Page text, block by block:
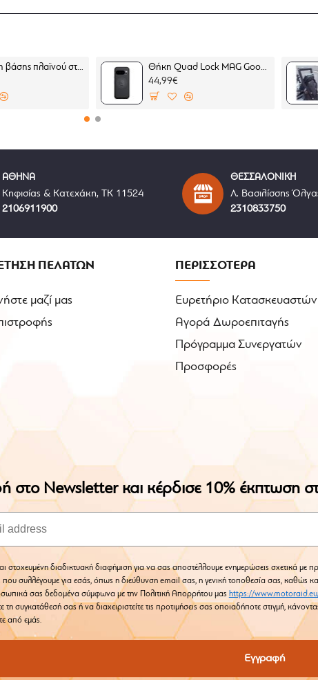
Επέκταση βάσης πλαϊνού σταντ SW-Motech Moto Guzzi Stelvio 23-
Θήκη Quad Lock MAG Google Pixel 10 Pro (μαγνητική)
44,99€
ΑΘΗΝΑ
Κηφισίας & Κατεχάκη, ΤΚ 11524
2106911900
ΘΕΣΣΑΛΟΝΙΚΗ
Λ. Βασιλίσσης
2310833750
ΠΕΛΑΤΩΝ
μαζί μας
ΠΕΡΙΣΣΟΤΕΡΑ
Ευρετήριο Κατασκευαστών
Αγορά Δωροεπιταγής
Πρόγραμμα Συνεργατών
Προσφορές
στο Newsletter και κέρδισε 10% έκπτωση
στοχευμένη διαδικτυακή διαφήμιση για να σας αποστέλλουμε ενημερώσεις σχετικά με
συλλέγουμε για εσάς, όπως η διεύθυνση email σας, η γενική τοποθεσία σας, καθώς
σας δεδομένα σύμφωνα με την Πολιτική Απορρήτου μας https://
τη συγκατάθεσή σας ή να διαχειριστείτε τις προτιμήσεις σας οποιαδήποτε στιγμή,
από εμάς.
Εγγραφή